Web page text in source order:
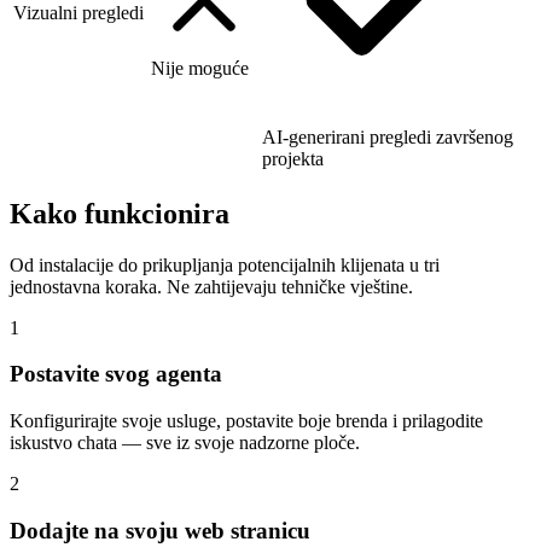
Vizualni pregledi
Nije moguće
AI-generirani pregledi završenog
projekta
Kako funkcionira
Od instalacije do prikupljanja potencijalnih klijenata u tri
jednostavna koraka. Ne zahtijevaju tehničke vještine.
1
Postavite svog agenta
Konfigurirajte svoje usluge, postavite boje brenda i prilagodite
iskustvo chata — sve iz svoje nadzorne ploče.
2
Dodajte na svoju web stranicu